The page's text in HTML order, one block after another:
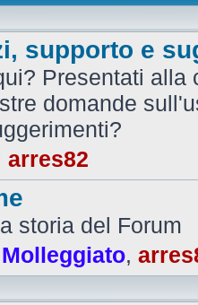
supporto e
Presentati alla
domande
arres82
storia del Forum
Molleggiato,